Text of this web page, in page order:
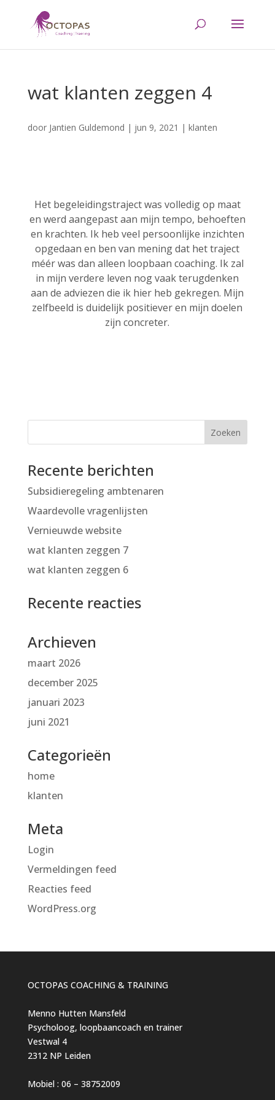
wat klanten zeggen 4
door Jantien Guldemond | jun 9, 2021 | klanten
Het begeleidingstraject was volledig op maat
en werd aangepast aan mijn tempo, behoeften
en krachten. Ik heb veel persoonlijke inzichten
opgedaan en ben van mening dat het traject
méér was dan alleen loopbaan coaching. Ik zal
in mijn verdere leven nog vaak terugdenken
aan de adviezen die ik hier heb gekregen. Mijn
zelfbeeld is duidelijk positiever en mijn doelen
zijn concreter.
Recente berichten
Subsidieregeling ambtenaren
Waardevolle vragenlijsten
Vernieuwde website
wat klanten zeggen 7
wat klanten zeggen 6
Recente reacties
Archieven
maart 2026
december 2025
januari 2023
juni 2021
Categorieën
home
klanten
Meta
Login
Vermeldingen feed
Reacties feed
WordPress.org
OCTOPAS COACHING & TRAINING
Menno Hutten Mansfeld
Psycholoog, loopbaancoach en trainer
Vestwal 4
2312 NP Leiden
Mobiel : 06 – 38752009